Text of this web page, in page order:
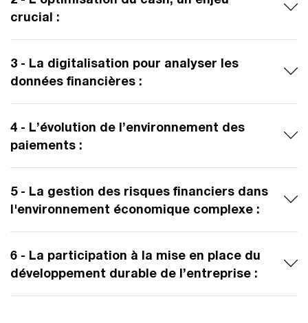
crucial :
3 - La digitalisation pour analyser les
données financières :
4 - L’évolution de l’environnement des
paiements :
5 - La gestion des risques financiers dans
l'environnement économique complexe :
6 - La participation à la mise en place du
développement durable de l’entreprise :